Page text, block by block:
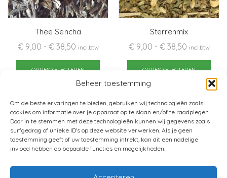
Beheer toestemming
Om de beste ervaringen te bieden, gebruiken wij technologieën zoals
cookies om informatie over je apparaat op te slaan en/of te raadplegen.
Door in te stemmen met deze technologieën kunnen wij gegevens zoals
surfgedrag of unieke ID's op deze website verwerken. Als je geen
toestemming geeft of uw toestemming intrekt, kan dit een nadelige
invloed hebben op bepaalde functies en mogelijkheden.
Thee Sencha
€9,00 - €38,50Prijsklasse:
€ 9,00
tot
€ 38,50
incl.btw
OPTIES SELECTEREN
Dit
product
heeft
variaties.
Deze
optie
kan
worden
Sterrenmix
€9,00 - €38,50Prijsklasse:
€ 9,00
tot
€ 38,50
incl.btw
OPTIES SELECTEREN
Dit